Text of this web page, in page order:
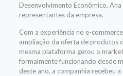
Desenvolvimento Econômico, Ana
representantes da empresa.
Com a experiência no e-
ampliação da oferta de produtos
mesma plataforma gerou o
formalmente funcionando desde
deste ano, a companhia recebeu